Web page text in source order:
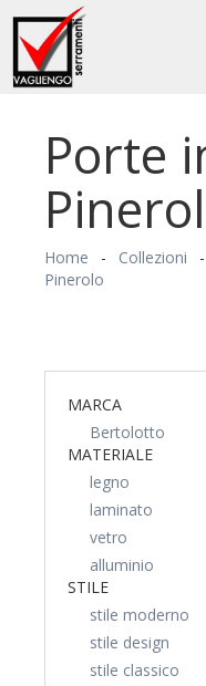
Porte
Home - Collezioni -
Pinerolo
MARCA
Bertolotto
MATERIALE
legno
laminato
vetro
alluminio
STILE
stile moderno
stile design
stile classico